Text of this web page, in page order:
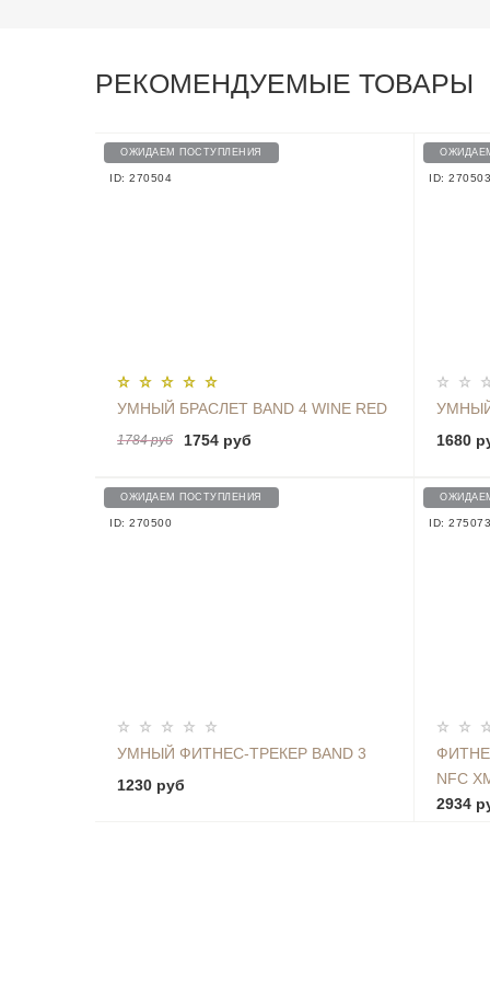
РЕКОМЕНДУЕМЫЕ ТОВАРЫ
ОЖИДАЕМ ПОСТУПЛЕНИЯ
ID: 270504
УМНЫЙ БРАСЛЕТ BAND 4 WINE RED
1784 руб 1754 руб
ID: 270503
УМНЫЙ
1680
ОЖИДАЕМ ПОСТУПЛЕНИЯ
ID: 270500
УМНЫЙ ФИТНЕС-ТРЕКЕР BAND 3
1230 руб
ID: 275073
NFC
2934